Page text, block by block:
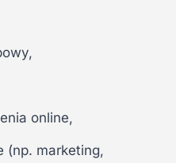
online,
(np. marketing,